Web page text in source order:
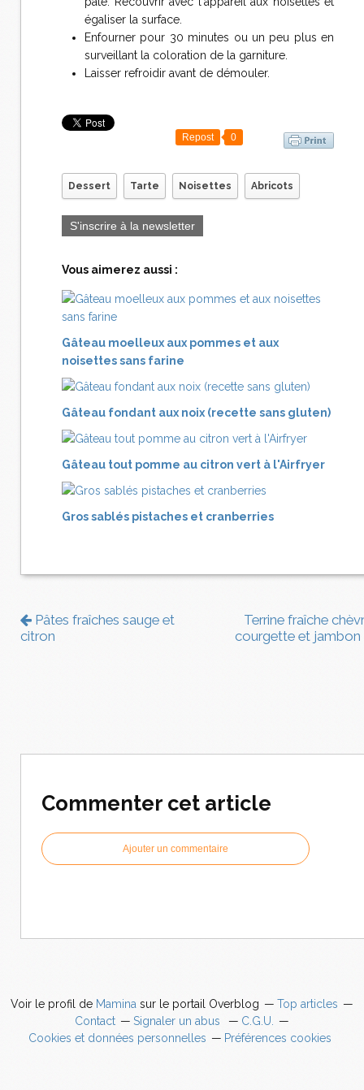
égaliser la surface.
Enfourner pour 30 minutes ou un peu plus en
surveillant la coloration de la garniture.
Laisser refroidir avant de démouler.
Repost 0
Dessert Tarte Noisettes Abricots
S'inscrire à la newsletter
Vous aimerez aussi :
Gâteau moelleux aux pommes et aux
noisettes sans farine
Gâteau fondant aux noix (recette sans gluten)
Gâteau tout pomme au citron vert à l'Airfryer
Gros sablés pistaches et cranberries
Pâtes fraîches sauge et
citron
Terrine fraîche
courgette et jambon
Commenter cet article
Ajouter un commentaire
Voir le profil de Mamina sur le portail Overblog
Top articles
Contact
Signaler un abus
C.G.U.
Cookies et données personnelles
Préférences cookies